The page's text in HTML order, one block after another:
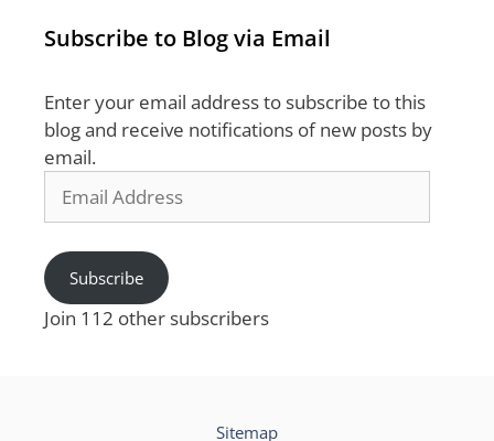
Subscribe to Blog via Email
Enter your email address to subscribe to this
blog and receive notifications of new posts by
email.
Address
Subscribe
Join 112 other subscribers
Sitemap